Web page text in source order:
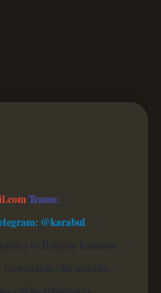
Teams:
@karabul